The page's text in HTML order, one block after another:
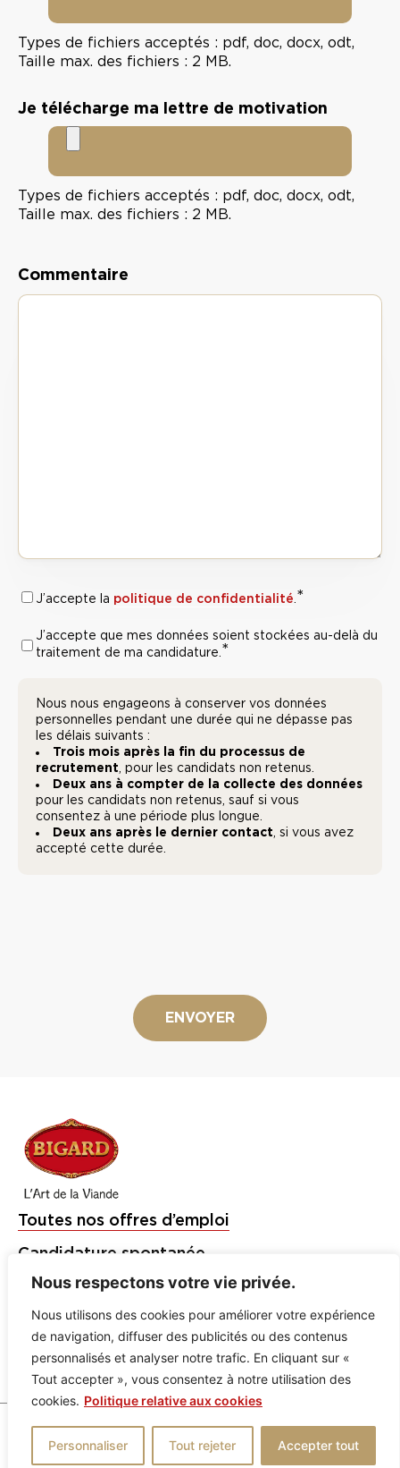
Nous respectons votre vie privée.
Nous utilisons des cookies pour améliorer votre expérience
de navigation, diffuser des publicités ou des contenus
personnalisés et analyser notre trafic. En cliquant sur «
Tout accepter », vous consentez à notre utilisation des
cookies. Politique relative aux cookies
Personnaliser Tout rejeter Accepter tout
Types de fichiers acceptés : pdf, doc, docx, odt,
Taille max. des fichiers : 2 MB.
Je télécharge ma lettre de motivation
Types de fichiers acceptés : pdf, doc, docx, odt,
Taille max. des fichiers : 2 MB.
Commentaire
RGPD :
confidentialité *
J’accepte la politique de confidentialité.*
RGPD :
des
données*
J’accepte que mes données soient stockées au-delà du
traitement de ma candidature.*
Nous nous engageons à conserver vos données
personnelles pendant une durée qui ne dépasse pas
les délais suivants :
Trois mois après la fin du processus de
recrutement, pour les candidats non retenus.
Deux ans à compter de la collecte des données
pour les candidats non retenus, sauf si vous
consentez à une période plus longue.
Deux ans après le dernier contact, si vous avez
accepté cette durée.
Toutes nos offres d’emploi
Candidature spontanée
Étudiants et Jeunes Diplômés
Bigard
Charal
Socopa